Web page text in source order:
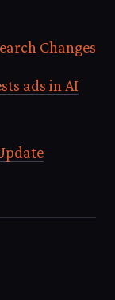
Changes
ads in AI